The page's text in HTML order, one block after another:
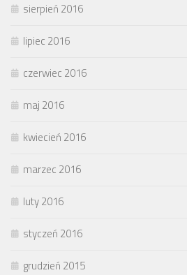
sierpień 2016
lipiec 2016
czerwiec 2016
maj 2016
kwiecień 2016
marzec 2016
luty 2016
styczeń 2016
grudzień 2015